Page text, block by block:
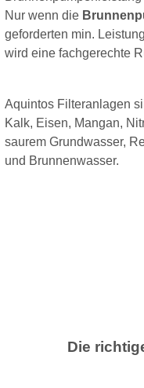
Nur wenn die
geforderten min.
wird eine fachgerechte
Aquintos Filteranlagen
Kalk, Eisen, Mangan,
saurem Grundwasser,
und Brunnenwasser.
Die